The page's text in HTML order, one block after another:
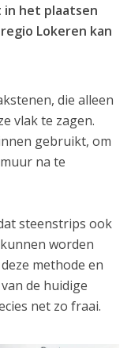
in het plaatsen
Lokeren kan
die alleen
vlak te zagen.
gebruikt, om
na te
steenstrips ook
worden
methode en
de huidige
net zo fraai.